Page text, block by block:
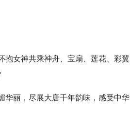
抱女神共乘神舟、宝扇、莲花、彩翼
华丽，尽展大唐千年韵味，感受中华